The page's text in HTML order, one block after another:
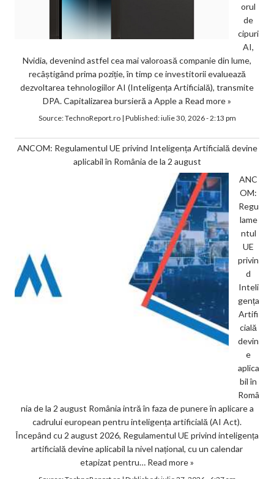
orul
de
cipuri
AI,
Nvidia, devenind astfel cea mai valoroasă companie din lume,
recâștigând prima poziție, în timp ce investitorii evaluează
dezvoltarea tehnologiilor AI (Inteligența Artificială), transmite
DPA. Capitalizarea bursieră a Apple a Read more »
Source:TechnoReport.ro| Published:iulie 30, 2026 - 2:13 pm
ANCOM: Regulamentul UE privind Inteligența Artificială devine
aplicabil în România de la 2 august
ANC
OM:
Regu
lame
ntul
UE
privin
d
Inteli
gența
Artifi
cială
devin
e
aplica
bil în
Româ
nia de la 2 august România intră în faza de punere în aplicare a
cadrului european pentru inteligența artificială (AI Act).
Începând cu 2 august 2026, Regulamentul UE privind inteligența
artificială devine aplicabil la nivel național, cu un calendar
etapizat pentru… Read more »